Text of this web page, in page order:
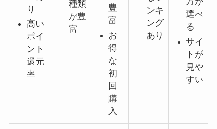
り
高い
ポイ
ント
還元
率
種類
が豊
富
豊
富
お
得
な
初
回
購
入
ンキ
ング
あり
選べ
る
サイ
トが
見や
すい